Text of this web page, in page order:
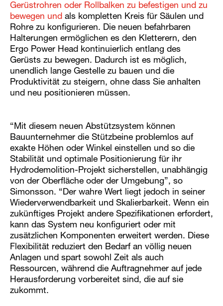
Gerüstrohren oder Rollbalken zu befestigen und zu
bewegen und als kompletten Kreis für Säulen und
Rohre zu konfigurieren. Die neuen befahrbaren
Halterungen ermöglichen es den Kletterern, den
Ergo Power Head kontinuierlich entlang des
Gerüsts zu bewegen. Dadurch ist es möglich,
unendlich lange Gestelle zu bauen und die
Produktivität zu steigern, ohne dass Sie anhalten
und neu positionieren müssen.
“Mit diesem neuen Abstützsystem können
Bauunternehmer die Stützbeine problemlos auf
exakte Höhen oder Winkel einstellen und so die
Stabilität und optimale Positionierung für ihr
Hydrodemolition-Projekt sicherstellen, unabhängig
von der Oberfläche oder der Umgebung”, so
Simonsson. “Der wahre Wert liegt jedoch in seiner
Wiederverwendbarkeit und Skalierbarkeit. Wenn ein
zukünftiges Projekt andere Spezifikationen erfordert,
kann das System neu konfiguriert oder mit
zusätzlichen Komponenten erweitert werden. Diese
Flexibilität reduziert den Bedarf an völlig neuen
Anlagen und spart sowohl Zeit als auch
Ressourcen, während die Auftragnehmer auf jede
Herausforderung vorbereitet sind, die auf sie
zukommt.